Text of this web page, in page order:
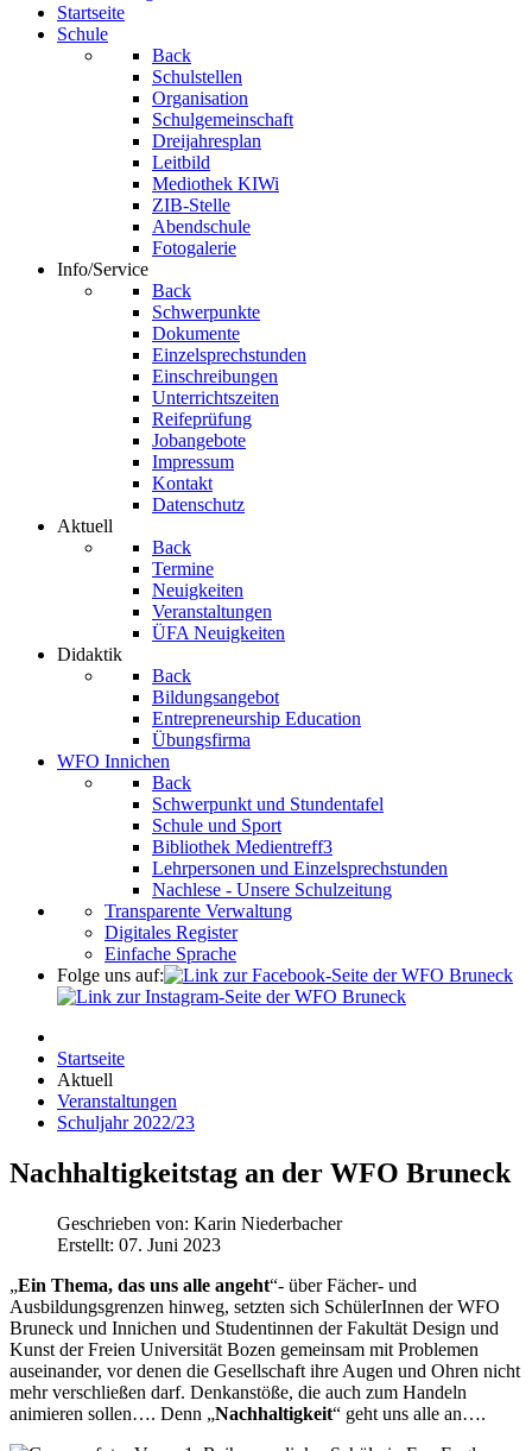
Startseite
Schule
Back
Schulstellen
Organisation
Schulgemeinschaft
Dreijahresplan
Leitbild
Mediothek KIWi
ZIB-Stelle
Abendschule
Fotogalerie
Info/Service
Back
Schwerpunkte
Dokumente
Einzelsprechstunden
Einschreibungen
Unterrichtszeiten
Reifeprüfung
Jobangebote
Impressum
Kontakt
Datenschutz
Aktuell
Back
Termine
Neuigkeiten
Veranstaltungen
ÜFA Neuigkeiten
Didaktik
Back
Bildungsangebot
Entrepreneurship Education
Übungsfirma
WFO Innichen
Back
Schwerpunkt und Stundentafel
Schule und Sport
Bibliothek Medientreff3
Lehrpersonen und Einzelsprechstunden
Nachlese - Unsere Schulzeitung
Transparente Verwaltung
Digitales Register
Einfache Sprache
Folge uns auf:
Startseite
Aktuell
Veranstaltungen
Schuljahr 2022/23
Nachhaltigkeitstag an der WFO Bruneck
Geschrieben von: Karin Niederbacher
Erstellt: 07. Juni 2023
„Ein Thema, das uns alle angeht“- über Fächer- und
Ausbildungsgrenzen hinweg, setzten sich SchülerInnen der WFO
Bruneck und Innichen und Studentinnen der Fakultät Design und
Kunst der Freien Universität Bozen gemeinsam mit Problemen
auseinander, vor denen die Gesellschaft ihre Augen und Ohren nicht
mehr verschließen darf. Denkanstöße, die auch zum Handeln
animieren sollen…. Denn „Nachhaltigkeit“ geht uns alle an….